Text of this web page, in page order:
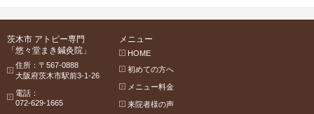
茨木市 アトピー専門
「悠々堂まき鍼灸院」
住所：〒567-0888
大阪府茨木市駅前3-1-26
電話：
072-629-1665
メニュー
HOME
初めての方へ
メニュー料金
来院者様の声